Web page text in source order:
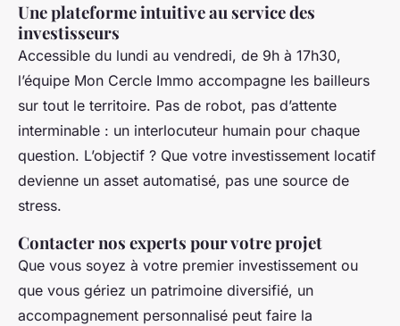
Une plateforme intuitive au service des
investisseurs
Accessible du lundi au vendredi, de 9h à 17h30,
l’équipe Mon Cercle Immo accompagne les bailleurs
sur tout le territoire. Pas de robot, pas d’attente
interminable : un interlocuteur humain pour chaque
question. L’objectif ? Que votre investissement locatif
devienne un asset automatisé, pas une source de
stress.
Contacter nos experts pour votre projet
Que vous soyez à votre premier investissement ou
que vous gériez un patrimoine diversifié, un
accompagnement personnalisé peut faire la